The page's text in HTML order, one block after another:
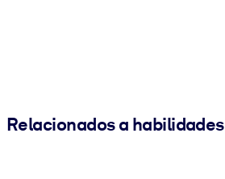
Relacionados a habilidades